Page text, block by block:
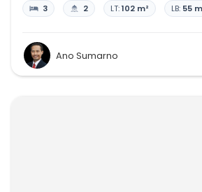
3 2 LT:102 m² LB: 55
Ano Sumarno